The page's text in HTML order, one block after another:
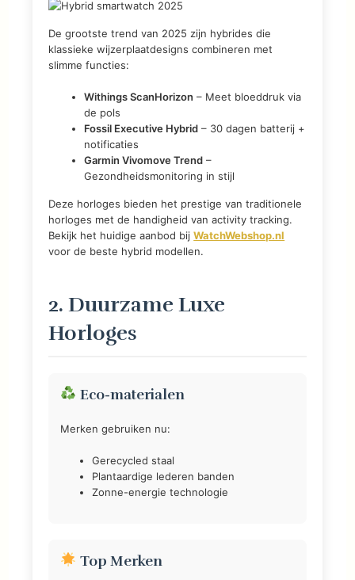
De grootste trend van 2025 zijn hybrides die
klassieke wijzerplaatdesigns combineren met
slimme functies:
Withings ScanHorizon – Meet bloeddruk via
de pols
Fossil Executive Hybrid – 30 dagen batterij +
notificaties
Garmin Vivomove Trend –
Gezondheidsmonitoring in stijl
Deze horloges bieden het prestige van traditionele
horloges met de handigheid van activity tracking.
Bekijk het huidige aanbod bijWatchWebshop.nl
voor de beste hybrid modellen.
2. Duurzame Luxe
Horloges
Eco-materialen
Merken gebruiken nu:
Gerecycled staal
Plantaardige lederen banden
Zonne-energie technologie
Top Merken